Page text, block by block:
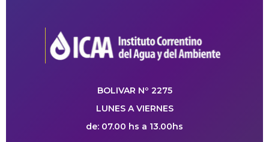
BOLIVAR Nº 2275
LUNES A VIERNES
de: 07.00 hs a 13.00hs